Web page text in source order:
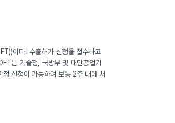
이다. 수출허가 신청을 접수하고
는 기술청, 국방부 및 대만공업기
신청이 가능하며 보통 2주 내에 처